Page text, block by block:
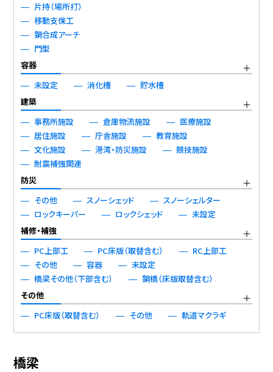
片持（場所打）
移動支保工
鋼合成アーチ
門型
容器
未設定
消化槽
貯水槽
建築
事務所施設
倉庫物流施設
医療施設
居住施設
庁舎施設
教育施設
文化施設
港湾・防災施設
競技施設
耐震補強関連
防災
その他
スノーシェッド
スノーシェルター
ロックキーパー
ロックシェッド
未設定
補修・補強
PC上部工
PC床版（取替含む）
RC上部工
その他
容器
未設定
橋梁その他（下部含む）
鋼橋（床版取替含む）
その他
PC床版（取替含む）
その他 軌道マクラギ
橋梁